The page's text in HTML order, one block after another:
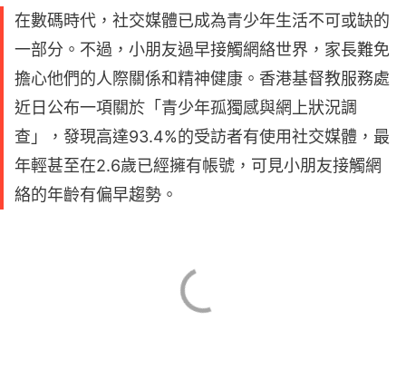
在數碼時代，社交媒體已成為青少年生活不可或缺的
一部分。不過，小朋友過早接觸網絡世界，家長難免
擔心他們的人際關係和精神健康。香港基督教服務處
近日公布一項關於「青少年孤獨感與網上狀況調
查」，發現高達93.4%的受訪者有使用社交媒體，最
年輕甚至在2.6歲已經擁有帳號，可見小朋友接觸網
絡的年齡有偏早趨勢。